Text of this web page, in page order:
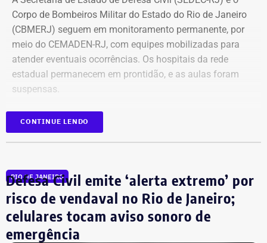
Corpo de Bombeiros Militar do Estado do Rio de Janeiro
(CBMERJ) seguem em monitoramento permanente, por
meio do CEMADEN-RJ, com equipes mobilizadas para
atender eventuais ocorrências. Os hospitais da rede
estadual permanecem em prontidão, e as aulas foram
suspensas.
As autoridades orientam a população a evitar
deslocamentos desnecessários durante as rajadas de
acompanhar os comunicados dos canais oficiais. Em
caso de emergência, o Corpo de Bombeiros pode ser
acionado pelo telefone 193 ou pelo aplicativo 193RJ.
CONTINUE LENDO
RIO DE JANEIRO
Defesa Civil emite ‘alerta extremo’ por
risco de vendaval no Rio de Janeiro;
celulares tocam aviso sonoro de
emergência